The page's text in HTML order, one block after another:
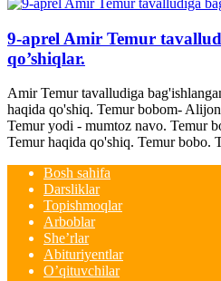
9-aprel Amir Temur
qo’shiqlar.
Amir Temur tavalludiga
haqida qo'shiq. Temur bobom-
Temur yodi - mumtoz navo. Temur
Temur haqida qo'shiq. Temur bobo.
Bosh sahifa
Darsliklar
Topishmoqlar
Arboblar
She’rlar
Abituriyentlar
O’qituvchilar